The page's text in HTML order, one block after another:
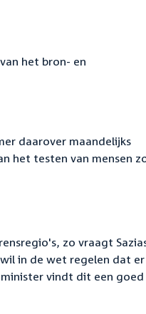
het bron- en
daarover maandelijks
het testen van mensen
zo vraagt
wil in de wet regelen dat er
vindt dit een goed